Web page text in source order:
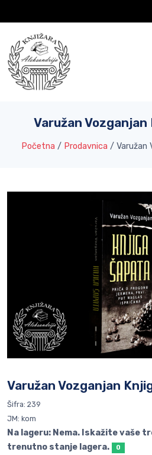
Varužan
Početna / Prodavnica / Varužan
Varužan Vozganjan
Šifra: 239
JM: kom
Na lageru: Nema. Iskažite vaše
trenutno stanje lagera.
0